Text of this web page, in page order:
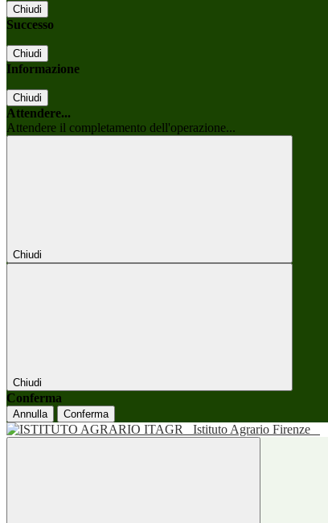
Chiudi
Successo
Chiudi
Informazione
Chiudi
Attendere...
Attendere il completamento dell'operazione...
Chiudi
Chiudi
Conferma
Annulla Conferma
Istituto Agrario Firenze